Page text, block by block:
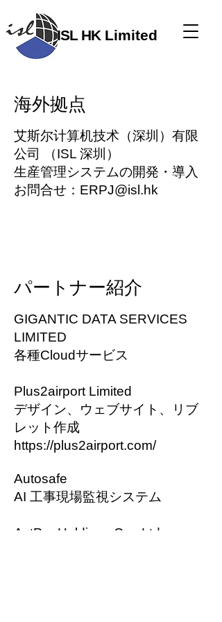
ISL HK​ Limited
​海外拠点
艾斯尔计算机技术（深圳）有限
公司 （ISL 深圳）
生産管理システムの開発・導入
お問合せ： ERPJ@isl.hk
パートナー紹介
GIGANTIC DATA SERVICES
LIMITED
各種Cloudサービス
Plus2airport Limited
デザイン、ウェブサイト、リブ
レット作成
https://plus2airport.com/
Autosafe​
AI 工事現場監視システム
ActPro Holdings Co., Ltd.